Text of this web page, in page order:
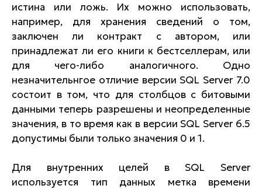
истина или ложь. Их можно использовать,
например, для хранения сведений о том,
заключен ли контракт с автором, или
принадлежат ли его книги к бестселлерам, или
для чего-либо аналогичного. Одно
незначительнгое отличие версии SQL Server 7.0
состоит в том, что для столбцов с битовыми
данными теперь разрешены и неопределенные
значения, в то время как в версии SQL Server 6.5
допустимы были только значения 0 и 1.
Для внутренних целей в SQL Server
используется тип данных метка времени